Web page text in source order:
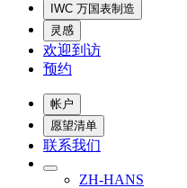
IWC 万国表制造
灵感
欢迎到访
预约
帐户
愿望清单
联系我们
ZH-HANS